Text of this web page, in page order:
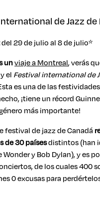
de Jazz
del 29 de julio al 8 de julio*
unviaje a Montreal, verás
el Festival international de
es una de las
¡tiene un récord
más importante!
festival de jazz de Canadá
de 30 paísesdistintos (han
y Bob Dylan), y es
de los cuales 400
0 excusas para